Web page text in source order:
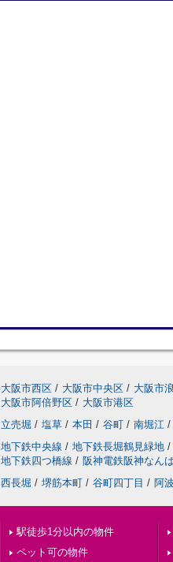
大阪市西区 / 大阪市中央区 / 大阪市
大阪市阿倍野区 / 大阪市港区
立売堀 / 塩草 / 本田 / 谷町 / 南堀江 /
地下鉄中央線 / 地下鉄長堀鶴見緑地 /
地下鉄四つ橋線 / 阪神電鉄阪神なん
西長堀 / 堺筋本町 / 谷町四丁目 / 阿
駅徒歩1分以内の物件
ペット可の物件